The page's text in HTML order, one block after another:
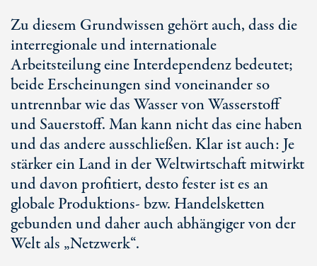
Zu diesem Grundwissen gehört auch, dass die
interregionale und internationale
Arbeitsteilung eine Interdependenz bedeutet;
beide Erscheinungen sind voneinander so
untrennbar wie das Wasser von Wasserstoff
und Sauerstoff. Man kann nicht das eine haben
und das andere ausschließen. Klar ist auch: Je
stärker ein Land in der Weltwirtschaft mitwirkt
und davon profitiert, desto fester ist es an
globale Produktions- bzw. Handelsketten
gebunden und daher auch abhängiger von der
Welt als „Netzwerk“.